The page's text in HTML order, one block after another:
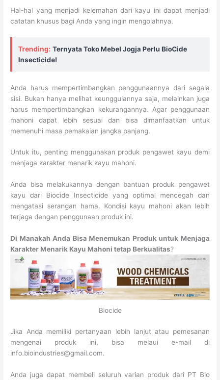
Hal-hal yang menjadi kelemahan dari kayu ini dapat menjadi
catatan khusus bagi Anda yang ingin mengolahnya.
Trending: Ternyata Toko Mebel Jogja Perlu BioCide
Insecticide!
Anda harus mempertimbangkan penggunaannya dari segala
sisi. Bukan hanya melihat keunggulannya saja, melainkan juga
harus mempertimbangkan kekurangannya. Agar penggunaan
mahoni dapat lebih sesuai dan bisa dimanfaatkan untuk
memenuhi masa pemakaian jangka panjang.
Untuk itu, penting menggunakan produk pengawet kayu demi
menjaga karakter menarik kayu mahoni.
Anda bisa melakukannya dengan bantuan produk pengawet
kayu dari Biocide Insecticide yang optimal mencegah dan
mengatasi serangan hama. Kondisi kayu mahoni akan lebih
terjaga dengan penggunaan produk ini.
Di Manakah Anda Bisa Menemukan Produk untuk Menjaga
Karakter Menarik Kayu Mahoni tetap Berkualitas?
Biocide
Jika Anda memiliki pertanyaan lebih lanjut atau pemesanan
mengenai produk ini, bisa melaui e-mail di
info.bioindustries@gmail.com.
Anda juga dapat membeli seluruh varian produk dari PT Bio